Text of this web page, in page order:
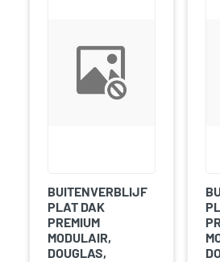
BUITENVERBLIJF
PLAT DAK
PREMIUM
MODULAIR,
DOUGLAS,